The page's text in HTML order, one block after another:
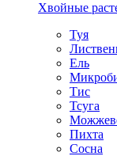
Хвойные
Туя
Ель
Тис
Тсуга
Пихта
Сосна